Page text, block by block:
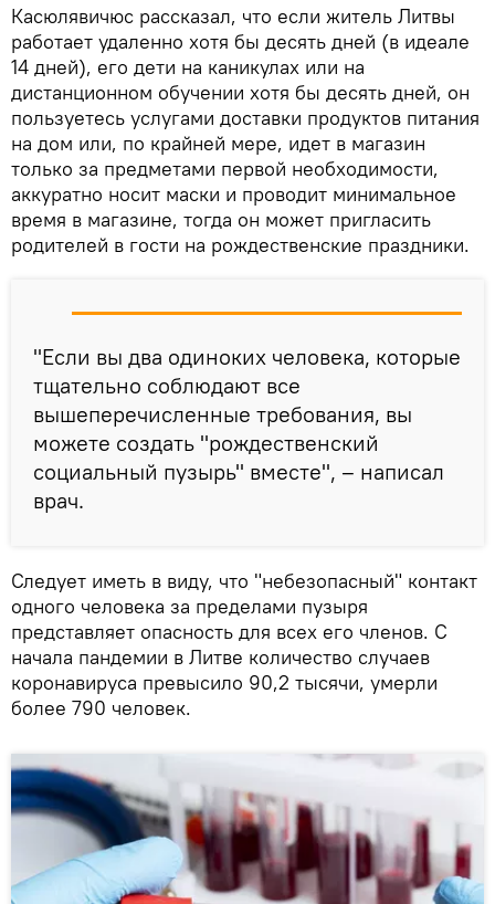
Касюлявичюс рассказал, что если житель Литвы
работает удаленно хотя бы десять дней (в идеале
14 дней), его дети на каникулах или на
дистанционном обучении хотя бы десять дней, он
пользуетесь услугами доставки продуктов питания
на дом или, по крайней мере, идет в магазин
только за предметами первой необходимости,
аккуратно носит маски и проводит минимальное
время в магазине, тогда он может пригласить
родителей в гости на рождественские праздники.
"Если вы два одиноких человека, которые
тщательно соблюдают все
вышеперечисленные требования, вы
можете создать "рождественский
социальный пузырь" вместе", – написал
врач.
Следует иметь в виду, что "небезопасный" контакт
одного человека за пределами пузыря
представляет опасность для всех его членов. С
начала пандемии в Литве количество случаев
коронавируса превысило 90,2 тысячи, умерли
более 790 человек.